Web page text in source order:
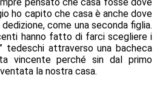
ho capito che casa è anche dove
come una seconda figlia.
hanno fatto di farci scegliere i
tedeschi attraverso una bacheca
vincente perché sin dal primo
la nostra casa.